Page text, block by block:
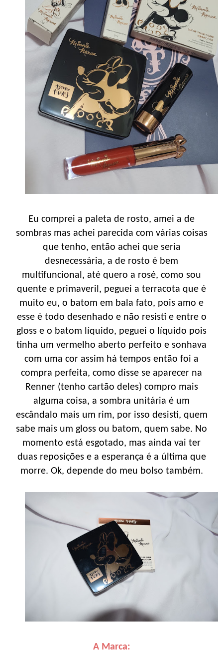
Eu comprei a paleta de rosto, amei a de
sombras mas achei parecida com várias coisas
que tenho, então achei que seria
desnecessária, a de rosto é bem
multifuncional, até quero a rosé, como sou
quente e primaveril, peguei a terracota que é
muito eu, o batom em bala fato, pois amo e
esse é todo desenhado e não resisti e entre o
gloss e o batom líquido, peguei o líquido pois
tinha um vermelho aberto perfeito e sonhava
com uma cor assim há tempos então foi a
compra perfeita, como disse se aparecer na
Renner (tenho cartão deles) compro mais
alguma coisa, a sombra unitária é um
escândalo mais um rim, por isso desisti, quem
sabe mais um gloss ou batom, quem sabe. No
momento está esgotado, mas ainda vai ter
duas reposições e a esperança é a última que
morre. Ok, depende do meu bolso também.
A Marca: